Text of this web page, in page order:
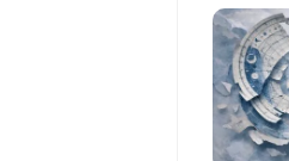
ФИЛЬМАМ